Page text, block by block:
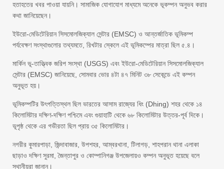
হতাহতের খবর পাওয়া যায়নি। সামাজিক যোগাযোগ মাধ্যমে অনেকে ভূকম্পন অনুভব করার
কথা জানিয়েছেন।
ইউরো-মেডিটেরিয়ান সিসমোলজিক্যাল সেন্টার (EMSC) ও আন্তর্জাতিক ভূমিকম্প
পর্যবেক্ষণ সংস্থাগুলোর তথ্যমতে, রিখটার স্কেলে এই ভূমিকম্পের মাত্রা ছিল ৫.৪।
মার্কিন ভূ-তাত্ত্বিক জরিপ সংস্থা (USGS) এবং ইউরো-মেডিটেরিয়ান সিসমোলজিক্যাল
সেন্টার (EMSC) জানিয়েছে, সোমবার ভোর ৪টা ৪৭ মিনিট ৩৮ সেকেন্ডে এই কম্পন
অনুভূত হয়।
ভূমিকম্পটির উৎপত্তিস্থল ছিল ভারতের আসাম রাজ্যের ধিং (Dhing) শহর থেকে ১৪
কিলোমিটার দক্ষিণ-দক্ষিণ পশ্চিমে এবং গুয়াহাটি থেকে ৬৮ কিলোমিটার উত্তর-পূর্ব দিকে।
ভূপৃষ্ঠ থেকে এর গভীরতা ছিল প্রায় ৩৫ কিলোমিটার।
নগরীর কুমারপাড়া, জিন্দাবাজার, উপশহর, আম্বরখানা, টিলাগড়, শাহপরান থানা এলাকা
ছাড়াও দক্ষিণ সুরমা, জৈন্তাপুর ও কোম্পানিগঞ্জ উপজেলায়ও কম্পন অনুভূত হয়েছে বলে
স্থানীয়রা জানান।